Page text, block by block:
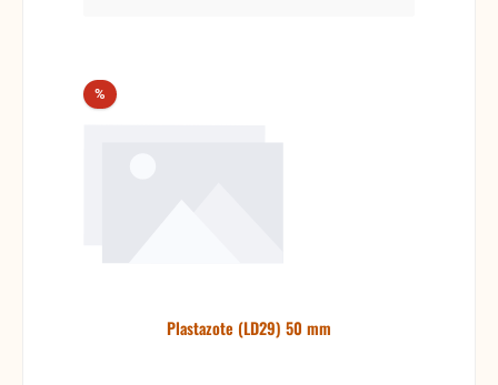
%Rabatt
Plastazote (LD29) 50 mm